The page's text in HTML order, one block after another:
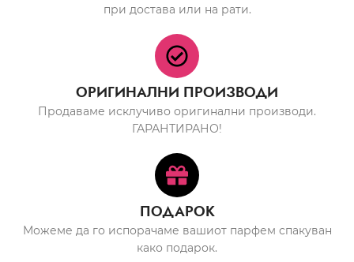
при достава или на рати.
ОРИГИНАЛНИ ПРОИЗВОДИ
Продаваме исклучиво оригинални производи.
ГАРАНТИРАНО!
ПОДАРОК
Можеме да го испорачаме вашиот парфем спакуван
како подарок.